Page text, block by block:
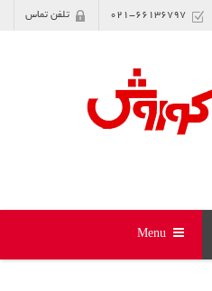
021-66136797 تلفن تماس